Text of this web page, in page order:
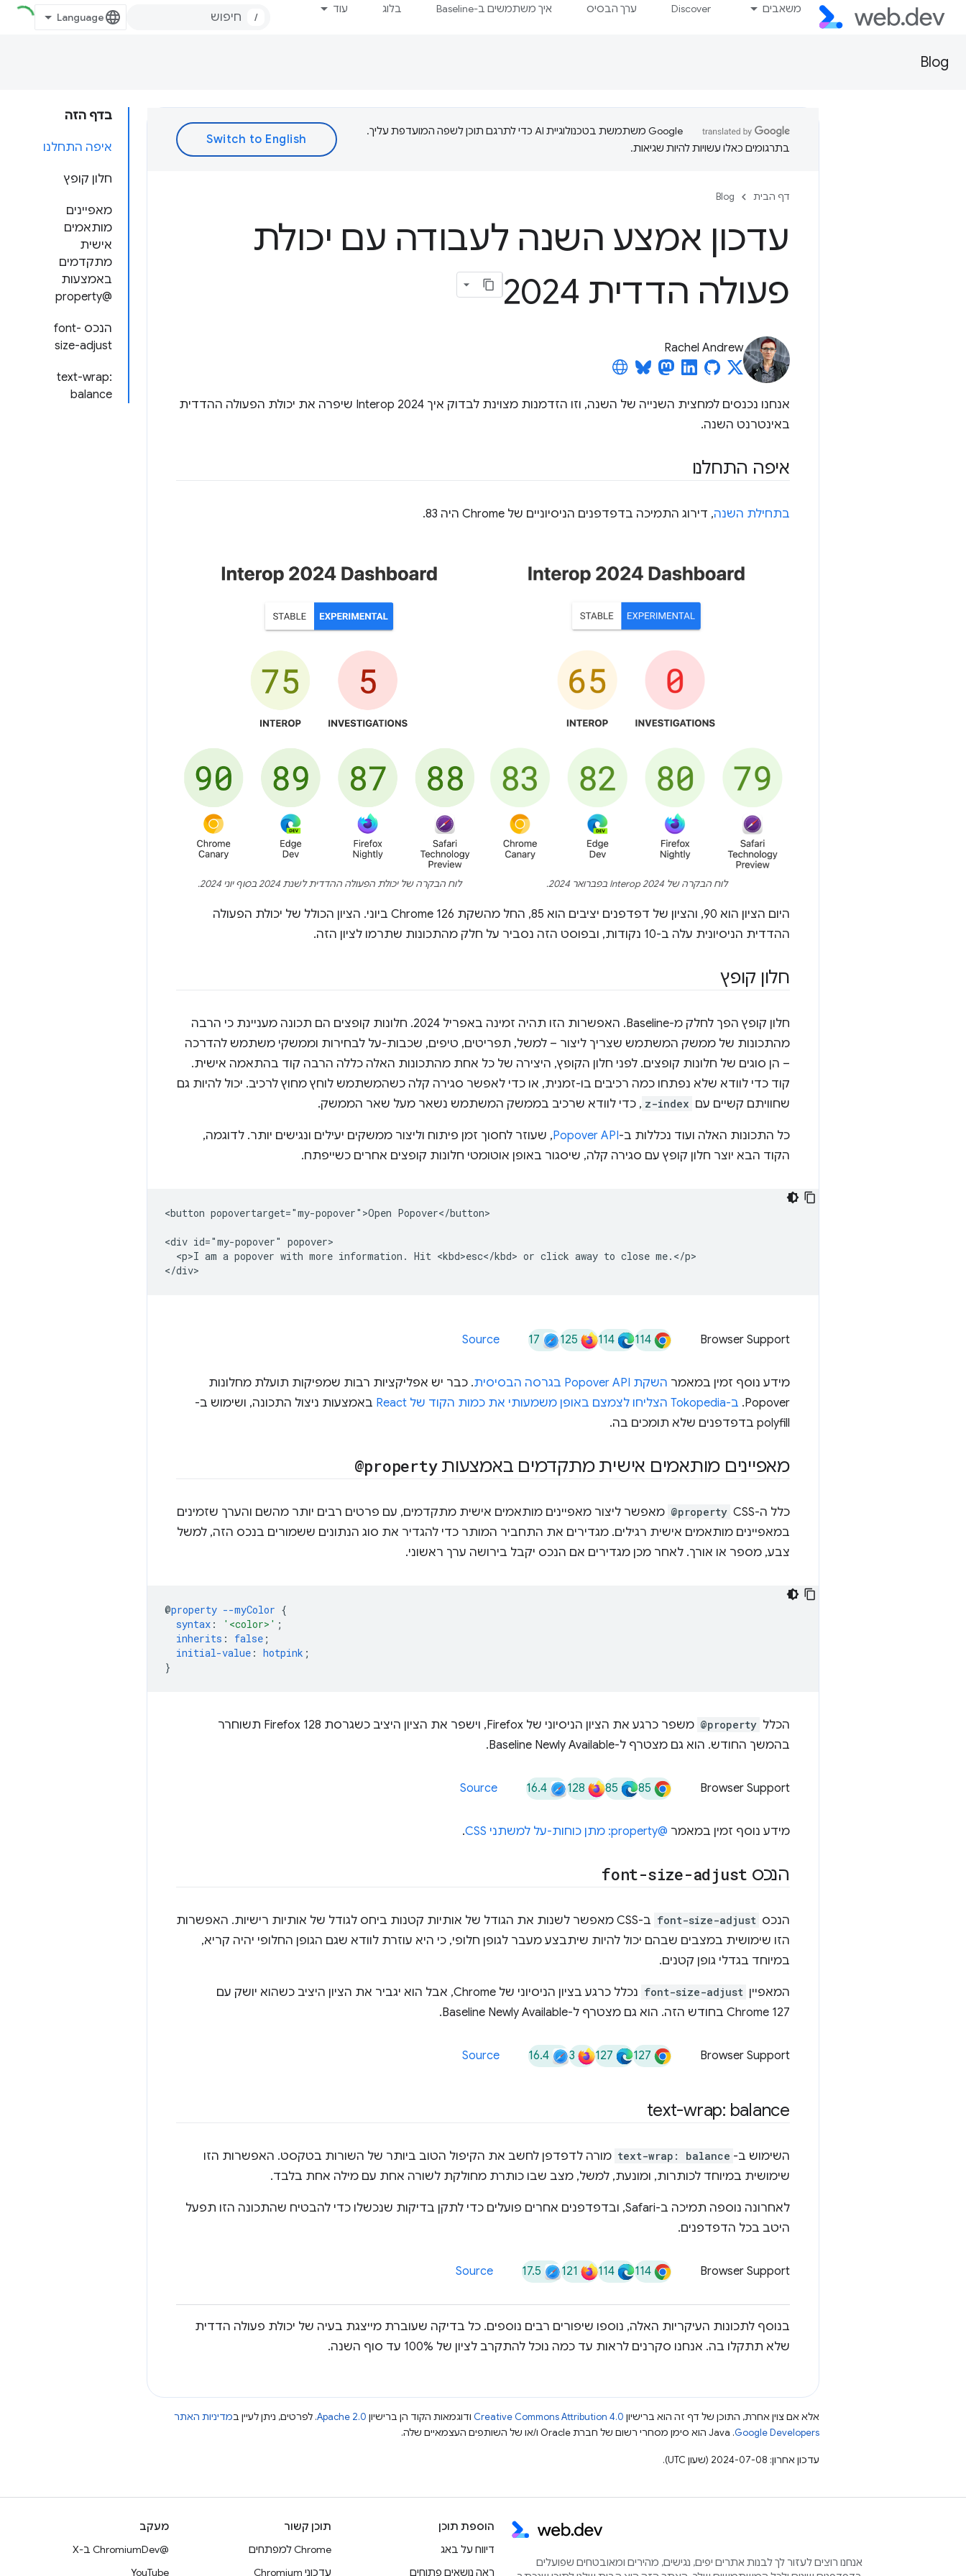
משאבים Discover ערך הבסיס איך משתמשים ב-Baseline בלוג עוד
/
Blog
בדף הזה
איפה התחלנו
חלון קופץ
מאפיינים
מותאמים
אישית
מתקדמים
באמצעות
@property
הנכס font-
size-adjust
text-wrap:
balance
‫Google משתמשת בטכנולוגיית AI כדי לתרגם תוכן לשפה המועדפת עליך.
בתרגומים כאלו עשויות להיות שגיאות.
דף הבית Blog
עדכון אמצע השנה לעבודה עם יכולת
פעולה הדדית 2024
Rachel Andrew
אנחנו נכנסים למחצית השנייה של השנה, וזו הזדמנות מצוינת לבדוק איך Interop 2024 שיפרה את יכולת הפעולה ההדדית
באינטרנט השנה.
איפה התחלנו
בתחילת השנה, דירוג התמיכה בדפדפנים הניסיוניים של Chrome היה 83.
לוח הבקרה של Interop 2024 בפברואר 2024. לוח הבקרה של יכולת הפעולה ההדדית לשנת 2024 בסוף יוני 2024.
היום הציון הוא 90, והציון של דפדפנים יציבים הוא 85, החל מהשקת Chrome 126 ביוני. הציון הכולל של יכולת הפעולה
ההדדית הניסיונית עלה ב-10 נקודות, ובפוסט הזה נסביר על חלק מהתכונות שתרמו לציון הזה.
חלון קופץ
חלון קופץ הפך לחלק מ-Baseline. האפשרות הזו תהיה זמינה באפריל 2024. חלונות קופצים הם תכונה מעניינת כי הרבה
מהתכונות של ממשק המשתמש שצריך ליצור – למשל, תפריטים, טיפים, שכבות-על לבחירות וממשקי משתמש להדרכה
– הן סוגים של חלונות קופצים. לפני חלון הקופץ, היצירה של כל אחת מהתכונות האלה כללה הרבה קוד בהתאמה אישית.
קוד כדי לוודא שלא נפתחו כמה רכיבים בו-זמנית, או כדי לאפשר סגירה קלה כשהמשתמש לוחץ מחוץ לרכיב. יכול להיות גם
שחוויתם קשיים עם z-index , כדי לוודא שרכיב בממשק המשתמש נשאר מעל שאר הממשק.
כל התכונות האלה ועוד נכללות ב-Popover API, שעוזר לחסוך זמן פיתוח וליצור ממשקים יעילים ונגישים יותר. לדוגמה,
הקוד הבא יוצר חלון קופץ עם סגירה קלה, שיסגור באופן אוטומטי חלונות קופצים אחרים כשייפתח.
<button popovertarget="my-popover">Open Popover</button>
<div id="my-popover" popover>
  <p>I am a popover with more information. Hit <kbd>esc</kbd> or click away to close me.</p>
Browser Support
114
114
125
17
Source
מידע נוסף זמין במאמר השקת Popover API בגרסה הבסיסית
. כבר יש אפליקציות רבות שמפיקות תועלת מחלונות
Popover. ב-Tokopedia הצליחו לצמצם באופן משמעותי את כמות הקוד של React
באמצעות ניצול התכונה, ושימוש ב-
polyfill בדפדפנים שלא תומכים בה.
מאפיינים מותאמים אישית מתקדמים באמצעות@property
כלל ה-CSS @property מאפשר ליצור מאפיינים מותאמים אישית מתקדמים, עם פרטים רבים יותר מהשם והערך שזמינים
במאפיינים מותאמים אישית רגילים. מגדירים את התחביר המותר כדי להגדיר את סוג הנתונים ששמורים בנכס הזה, למשל
צבע, מספר או אורך. לאחר מכן מגדירים אם הנכס יקבל בירושה ערך ראשוני.
@property --myColor {
syntax : '<color>' ;
inherits : false ;
initial-value : hotpink ;
}
הכלל @property
משפר כרגע את הציון הניסיוני של Firefox, וישפר את הציון היציב כשגרסת Firefox 128 תשוחרר
בהמשך החודש. הוא גם מצטרף ל-Baseline Newly Available.
Browser Support
85
85
128
16.4
Source
מידע נוסף זמין במאמר @property: מתן כוחות-על למשתני CSS .
הנכס font-size-adjust
הנכס font-size-adjust
ב-CSS מאפשר לשנות את הגודל של אותיות קטנות ביחס לגודל של אותיות רישיות. האפשרות
הזו שימושית במצבים שבהם יכול להיות שיתבצע מעבר לגופן חלופי, כי היא עוזרת לוודא שגם הגופן החלופי יהיה קריא,
במיוחד בגדלי גופן קטנים.
המאפיין font-size-adjust
נכלל כרגע בציון הניסיוני של Chrome, אבל הוא יגביר את הציון היציב כשהוא יושק עם
Chrome 127 בחודש הזה. הוא גם מצטרף ל-Baseline Newly Available.
Browser Support
127
127
3
16.4
Source
text-wrap: balance
השימוש ב- text-wrap: balance מורה לדפדפן לחשב את הקיפול הטוב ביותר של השורות בטקסט. האפשרות הזו
שימושית במיוחד לכותרות, ומונעת, למשל, מצב שבו כותרת מחולקת לשורה אחת עם מילה אחת בלבד.
לאחרונה נוספה תמיכה ב-Safari, ובדפדפנים אחרים פועלים כדי לתקן בדיקות שנכשלו כדי להבטיח שהתכונה הזו תפעל
היטב בכל הדפדפנים.
Browser Support
114
114
121
17.5
Source
בנוסף לתכונות העיקריות האלה, נוספו שיפורים רבים נוספים. כל בדיקה שעוברת מייצגת בעיה של יכולת פעולה הדדית
שלא תתקלו בה. אנחנו סקרנים לראות עד כמה נוכל להתקרב לציון של 100% עד סוף השנה.
אלא אם צוין אחרת, התוכן של דף זה הוא ברישיון Creative Commons Attribution 4.0 ודוגמאות הקוד הן ברישיון Apache 2.0. לפרטים, ניתן לעיין במדיניות האתר
Google Developers‏.‏ Java הוא סימן מסחרי רשום של חברת Oracle ו/או של השותפים העצמאיים שלה.
עדכון אחרון: 2024-07-08 (שעון UTC).
אנחנו רוצים לעזור לך לבנות אתרים יפים, נגישים, מהירים ומאובטחים שפועלים
הוספת תוכן
דיווח על באג
ראה נושאים פתוחים
תוכן קשור
Chrome למפתחים
עדכוני Chromium
מעקב
@ChromiumDev ב-X
YouTube